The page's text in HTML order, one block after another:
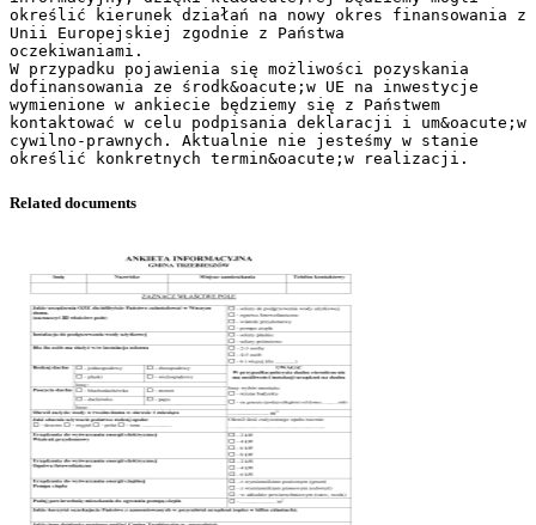
określić kierunek działań na nowy okres finansowania z
Unii Europejskiej zgodnie z Państwa
oczekiwaniami.
W przypadku pojawienia się możliwości pozyskania
dofinansowania ze środk&oacute;w UE na inwestycje
wymienione w ankiecie będziemy się z Państwem
kontaktować w celu podpisania deklaracji i um&oacute;w
cywilno-prawnych. Aktualnie nie jesteśmy w stanie
Related documents